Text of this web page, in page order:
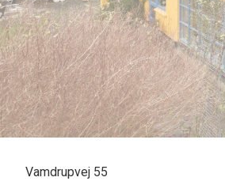
Vamdrupvej 55